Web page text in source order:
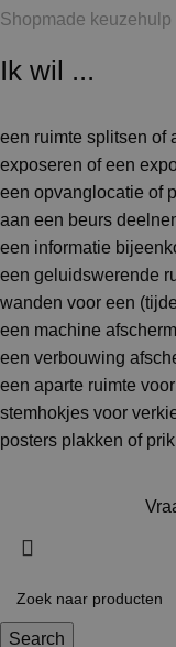
Shopmade keuzehulp
Ik wil ...
een ruimte splitsen of
exposeren of een
een opvanglocatie of
aan een beurs
een informatie
een geluidswerende
wanden voor een
een machine
een verbouwing
een aparte ruimte
stemhokjes voor
posters plakken of
Search